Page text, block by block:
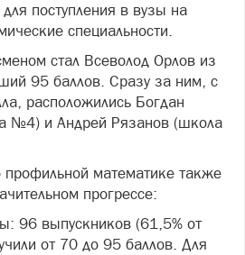
поступления в вузы на
специальности.
стал Всеволод Орлов из
95 баллов. Сразу за ним, с
расположились Богдан
№4) и Андрей Рязанов (школа
профильной математике также
прогрессе:
96 выпускников (61,5% от
от 70 до 95 баллов. Для